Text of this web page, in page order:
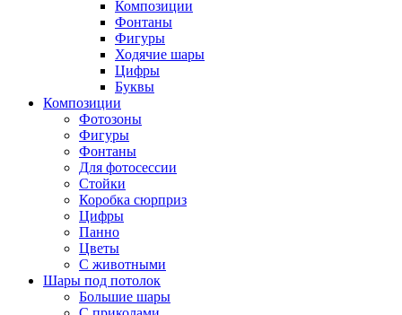
Композиции
Фонтаны
Фигуры
Ходячие шары
Цифры
Буквы
Композиции
Фотозоны
Фигуры
Фонтаны
Для фотосессии
Стойки
Коробка сюрприз
Цифры
Панно
Цветы
С животными
Шары под потолок
Большие шары